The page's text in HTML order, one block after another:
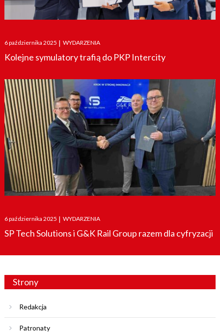
Posted
on
6 października 2025 | WYDARZENIA
Kolejne symulatory trafią do PKP Intercity
Posted
on
6 października 2025 | WYDARZENIA
SP Tech Solutions i G&K Rail Group razem dla cyfryzacji
Strony
Redakcja
Patronaty